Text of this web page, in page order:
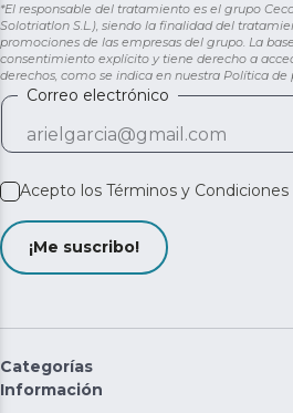
*El responsable del tratamiento es el grupo
Solotriatlon S.L.), siendo la finalidad del
promociones de las empresas del grupo. La
consentimiento explícito y tiene derecho a
derechos, como se indica en nuestra Política de
Correo electrónico
Acepto los Términos y Condiciones
¡Me suscribo!
Categorías
Información